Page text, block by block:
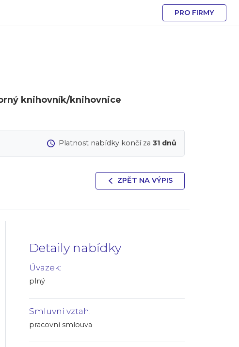
PRO FIRMY
knihovník/knihovnice
Platnost nabídky končí za31 dnů
ZPĚT NA VÝPIS
Detaily nabídky
Úvazek:
plný
Smluvní vztah:
pracovní smlouva